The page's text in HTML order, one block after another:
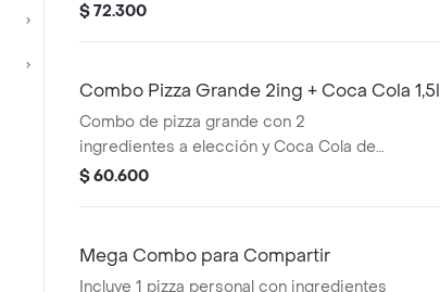
mozzarella más gaseosa coca cola 1.5
mozzarella .
$ 72.300
Combo Pizza Grande 2ing + Coca Cola 1,5l
Combo de pizza grande con 2
ingredientes a elección y Coca Cola de
1,5 litros. Incluye queso mozzarella.
$ 60.600
Mega Combo para Compartir
Incluye 1 pizza personal con ingredientes